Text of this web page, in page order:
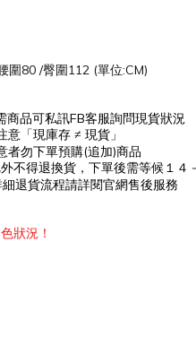
圍80 /臀圍112 (單位:CM)
商品可私訊FB客服詢問現貨狀況
意「現庫存 ≠ 現貨」
者勿下單預購(追加)商品
不得退換貨，下單後需等候１４
退貨流程請詳閱官網售後服務
狀況！